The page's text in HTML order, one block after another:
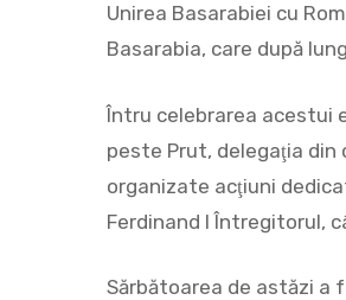
Unirea Basarabiei cu
Basarabia, care după
Întru celebrarea acestui
peste Prut, delegaţia din
organizate acţiuni
Ferdinand I Întregitorul,
Sărbătoarea de astăzi a